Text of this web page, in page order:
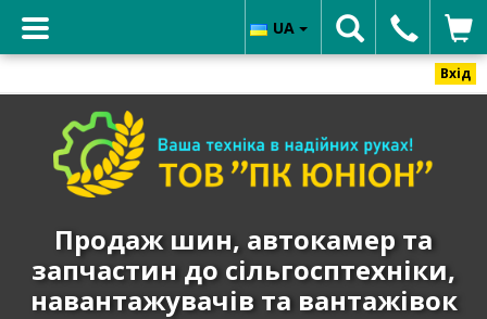
Вхід
ЮНИОН"
автокамер
Продаж шин, автокамер та
запчастин до сільгосптехніки,
навантажувачів та вантажівок
UA